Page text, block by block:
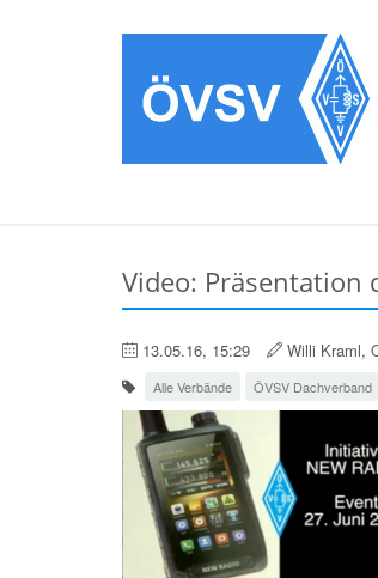
Video: Präsentation
13.05.16, 15:29 Willi Kraml,
Alle Verbände ÖVSV Dachverband